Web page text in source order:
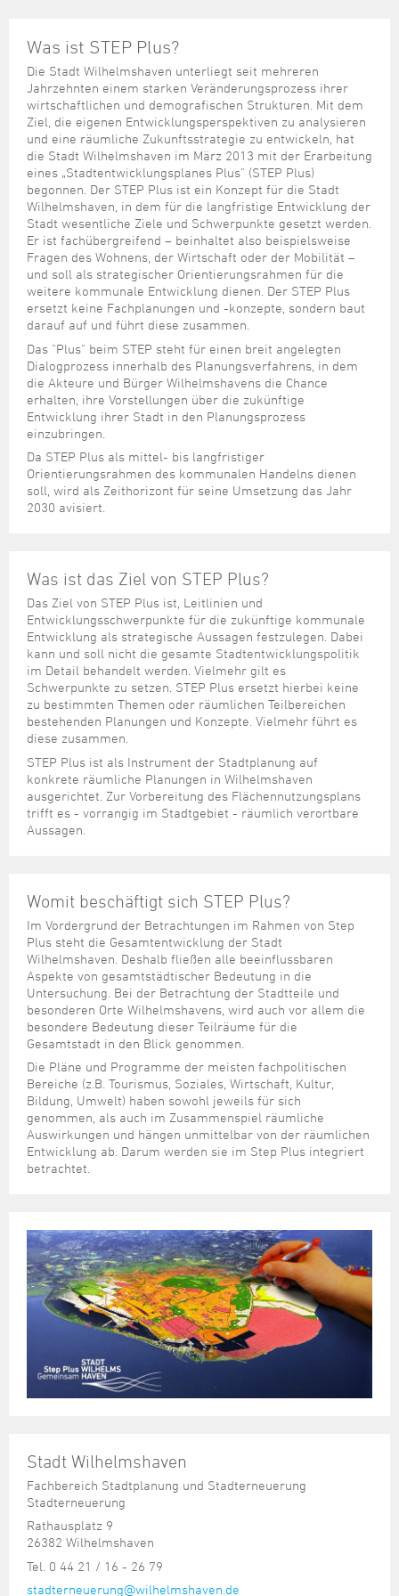
Wohnen, Bauen
Wahlen
Sterbefall
Studium
Umzug und Neubürger
Wohnen und Verbrauchen
Online-Terminvergabe
Politik & Verwaltung
Pressemitteilungen
Ratsinformationssystem
Städtische Dienststellen
Stadtrecht
Telefonverzeichnis
Unternehmensnachfolge
Unterstützung für ExistenzgründerInnen
Zukunftsregion JadeBay
Volkshochschule
Weiterbildung
Maritime Meile
Museen und Ausstellungen
Schiffe, Häfen und Meer erleben
Sportangebot
Städtepartnerschaften
Stadtpark
Tag des offenen Denkmals
Veranstaltungsorte
Was ist STEP Plus?
Die Stadt Wilhelmshaven unterliegt seit mehreren
Jahrzehnten einem starken Veränderungsprozess ihrer
wirtschaftlichen und demografischen Strukturen. Mit dem
Ziel, die eigenen Entwicklungsperspektiven zu analysieren
und eine räumliche Zukunftsstrategie zu entwickeln, hat
die Stadt Wilhelmshaven im März 2013 mit der Erarbeitung
eines „Stadtentwicklungsplanes Plus" (STEP Plus)
begonnen. Der STEP Plus ist ein Konzept für die Stadt
Wilhelmshaven, in dem für die langfristige Entwicklung der
Stadt wesentliche Ziele und Schwerpunkte gesetzt werden.
Er ist fachübergreifend – beinhaltet also beispielsweise
Fragen des Wohnens, der Wirtschaft oder der Mobilität –
und soll als strategischer Orientierungsrahmen für die
weitere kommunale Entwicklung dienen. Der STEP Plus
ersetzt keine Fachplanungen und -konzepte, sondern baut
darauf auf und führt diese zusammen.
Das "Plus" beim STEP steht für einen breit angelegten
Dialogprozess innerhalb des Planungsverfahrens, in dem
die Akteure und Bürger Wilhelmshavens die Chance
erhalten, ihre Vorstellungen über die zukünftige
Entwicklung ihrer Stadt in den Planungsprozess
einzubringen.
Da STEP Plus als mittel- bis langfristiger
Orientierungsrahmen des kommunalen Handelns dienen
soll, wird als Zeithorizont für seine Umsetzung das Jahr
2030 avisiert.
Was ist das Ziel von STEP Plus?
Das Ziel von STEP Plus ist, Leitlinien und
Entwicklungsschwerpunkte für die zukünftige kommunale
Entwicklung als strategische Aussagen festzulegen. Dabei
kann und soll nicht die gesamte Stadtentwicklungspolitik
im Detail behandelt werden. Vielmehr gilt es
Schwerpunkte zu setzen. STEP Plus ersetzt hierbei keine
zu bestimmten Themen oder räumlichen Teilbereichen
bestehenden Planungen und Konzepte. Vielmehr führt es
diese zusammen.
STEP Plus ist als Instrument der Stadtplanung auf
konkrete räumliche Planungen in Wilhelmshaven
ausgerichtet. Zur Vorbereitung des Flächennutzungsplans
trifft es - vorrangig im Stadtgebiet - räumlich verortbare
Aussagen.
Womit beschäftigt sich STEP Plus?
Im Vordergrund der Betrachtungen im Rahmen von Step
Plus steht die Gesamtentwicklung der Stadt
Wilhelmshaven. Deshalb fließen alle beeinflussbaren
Aspekte von gesamtstädtischer Bedeutung in die
Untersuchung. Bei der Betrachtung der Stadtteile und
besonderen Orte Wilhelmshavens, wird auch vor allem die
besondere Bedeutung dieser Teilräume für die
Gesamtstadt in den Blick genommen.
Die Pläne und Programme der meisten fachpolitischen
Bereiche (z.B. Tourismus, Soziales, Wirtschaft, Kultur,
Bildung, Umwelt) haben sowohl jeweils für sich
genommen, als auch im Zusammenspiel räumliche
Auswirkungen und hängen unmittelbar von der räumlichen
Entwicklung ab. Darum werden sie im Step Plus integriert
betrachtet.
Stadt Wilhelmshaven
Fachbereich Stadtplanung und Stadterneuerung
Stadterneuerung
Rathausplatz 9
26382 Wilhelmshaven
Tel. 0 44 21 / 16 - 26 79
stadterneuerung@wilhelmshaven.de